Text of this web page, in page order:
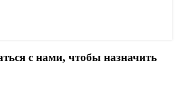
с нами, чтобы назначить